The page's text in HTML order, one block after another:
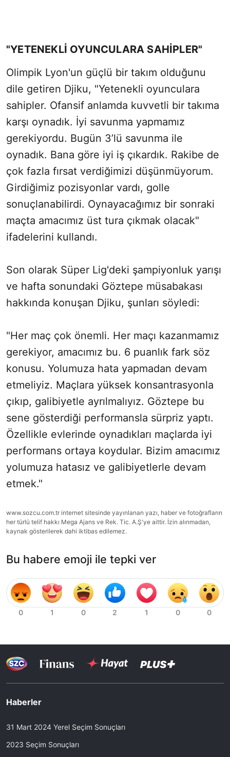
"YETENEKLİ OYUNCULARA SAHİPLER"
Olimpik Lyon'un güçlü bir takım olduğunu
dile getiren Djiku, "Yetenekli oyunculara
sahipler. Ofansif anlamda kuvvetli bir takıma
karşı oynadık. İyi savunma yapmamız
gerekiyordu. Bugün 3’lü savunma ile
oynadık. Bana göre iyi iş çıkardık. Rakibe de
çok fazla fırsat verdiğimizi düşünmüyorum.
Girdiğimiz pozisyonlar vardı, golle
sonuçlanabilirdi. Oynayacağımız bir sonraki
maçta amacımız üst tura çıkmak olacak"
ifadelerini kullandı.
Son olarak Süper Lig'deki şampiyonluk yarışı
ve hafta sonundaki Göztepe müsabakası
hakkında konuşan Djiku, şunları söyledi:
"Her maç çok önemli. Her maçı kazanmamız
gerekiyor, amacımız bu. 6 puanlık fark söz
konusu. Yolumuza hata yapmadan devam
etmeliyiz. Maçlara yüksek konsantrasyonla
çıkıp, galibiyetle ayrılmalıyız. Göztepe bu
sene gösterdiği performansla sürpriz yaptı.
Özellikle evlerinde oynadıkları maçlarda iyi
performans ortaya koydular. Bizim amacımız
yolumuza hatasız ve galibiyetlerle devam
etmek."
www.sozcu.com.tr internet sitesinde yayınlanan yazı, haber ve fotoğrafların
her türlü telif hakkı Mega Ajans ve Rek. Tic. A.Ş'ye aittir. İzin alınmadan,
kaynak gösterilerek dahi iktibas edilemez.
Bu habere emoji ile tepki ver
Haberler
31 Mart 2024 Yerel Seçim Sonuçları
2023 Seçim Sonuçları